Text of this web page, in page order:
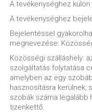
A tevékenységhez
A tevékenységhez
Bejelentéssel
megnevezése:
Közösségi szálláshely:
szolgáltatás folytatása
amelyben az egy
hasznosításra kerülnek,
szobák száma legalább
tizenkettő.